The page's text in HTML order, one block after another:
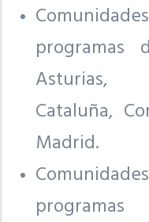
programas
Asturias,
Cataluña,
Madrid.